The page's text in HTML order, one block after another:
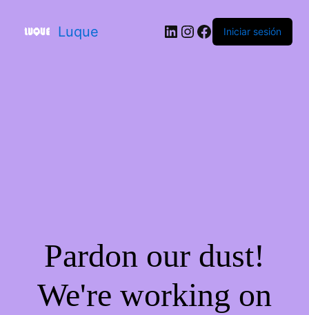
Luque Iniciar sesión
Pardon our dust!
We're working on